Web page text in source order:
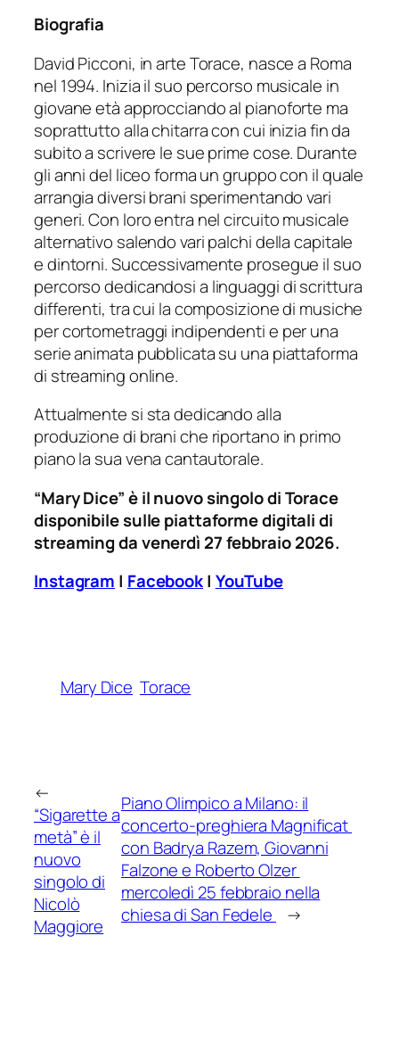
Biografia
David Picconi, in arte Torace, nasce a Roma
nel 1994. Inizia il suo percorso musicale in
giovane età approcciando al pianoforte ma
soprattutto alla chitarra con cui inizia fin da
subito a scrivere le sue prime cose. Durante
gli anni del liceo forma un gruppo con il quale
arrangia diversi brani sperimentando vari
generi. Con loro entra nel circuito musicale
alternativo salendo vari palchi della capitale
e dintorni. Successivamente prosegue il suo
percorso dedicandosi a linguaggi di scrittura
differenti, tra cui la composizione di musiche
per cortometraggi indipendenti e per una
serie animata pubblicata su una piattaforma
di streaming online.
Attualmente si sta dedicando alla
produzione di brani che riportano in primo
piano la sua vena cantautorale.
“Mary Dice” è il nuovo singolo di Torace
disponibile sulle piattaforme digitali di
streaming da venerdì 27 febbraio 2026.
Instagram | Facebook| YouTube
Mary Dice Torace
←
“Sigarette a
metà” è il
nuovo
singolo di
Nicolò
Maggiore
Piano Olimpico a Milano: il
concerto-preghiera Magnificat
con Badrya Razem, Giovanni
Falzone e Roberto Olzer
mercoledì 25 febbraio nella
chiesa di San Fedele
→